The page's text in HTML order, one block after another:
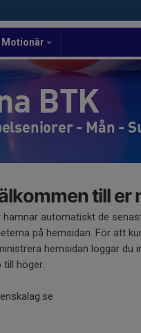
Motionär
BTK
- Mån -
till er
hamnar automatiskt de
på hemsidan. För att
hemsidan loggar du
till höger.